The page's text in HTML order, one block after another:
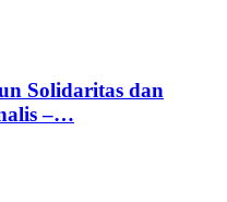
Solidaritas dan
–…